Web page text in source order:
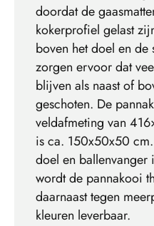
doordat de
kokerprofiel gelast
boven het doel en de
zorgen ervoor dat
blijven als naast of
geschoten. De
veldafmeting van
is ca. 150x50x50
doel en ballenvanger
wordt de pannakooi
daarnaast tegen
kleuren leverbaar.